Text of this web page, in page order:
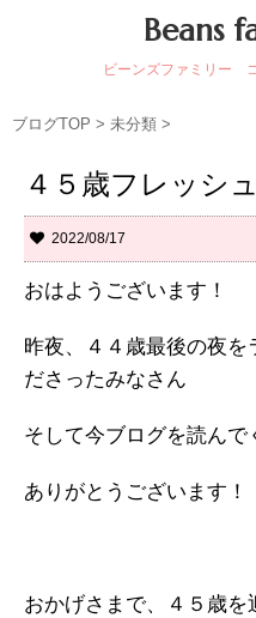
Beans
ビーンズファミリー
ブログTOP > 未分類 >
４５歳フレッシ
2022/08/17
おはようございます！
昨夜、４４歳最後の夜を
ださったみなさん
そして今ブログを読ん
ありがとうございます！
おかげさまで、４５歳を